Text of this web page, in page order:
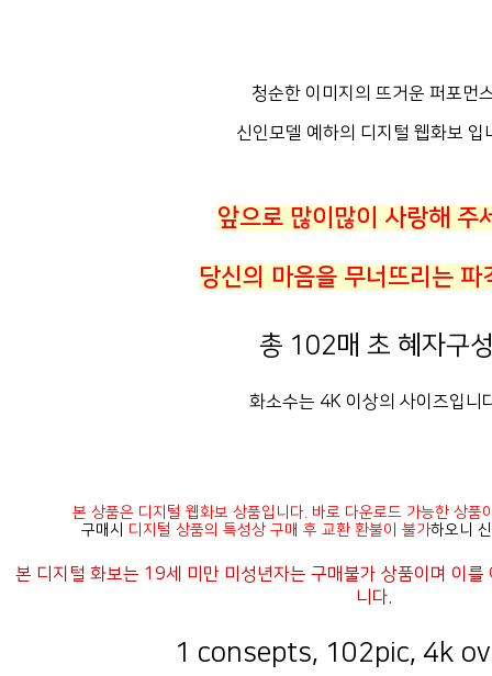
청순한 이미지의 뜨거운 퍼포먼
신인모델 예하의 디지털 웹화보 입
앞으로 많이많이 사랑해 주
당신의 마음을 무너뜨리는 파
총 102매 초 혜자구
화소수는 4K 이상의 사이즈입니
본 상품은 디지털 웹화보 상품입니다. 바로 다운로드 가능한 상품
구매시 디지털 상품의 특성상 구매 후 교환 환불이 불가하오니
니다.
1 consepts, 102pic, 4k